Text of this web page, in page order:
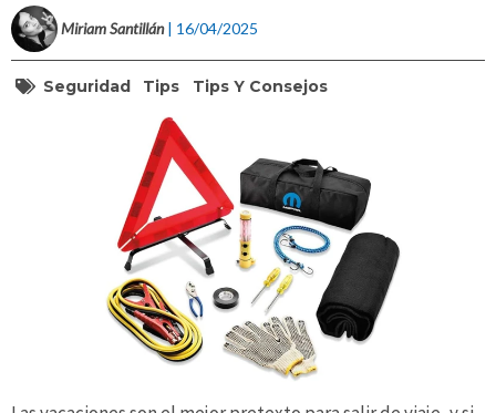
Miriam Santillán | 16/04/2025
Seguridad Tips Tips Y Consejos